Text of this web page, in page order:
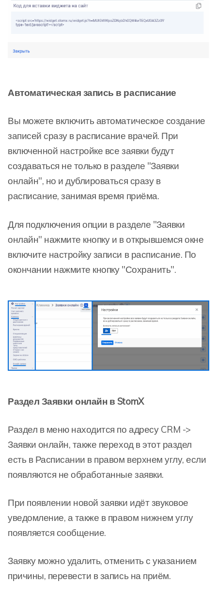
Автоматическая запись в расписание
Вы можете включить автоматическое создание
записей сразу в расписание врачей. При
включенной настройке все заявки будут
создаваться не только в разделе "Заявки
онлайн", но и дублироваться сразу в
расписание, занимая время приёма.
Для подключения опции в разделе "Заявки
онлайн" нажмите кнопку и воткрывшемся окне
включите настройку записи в расписание. По
окончании нажмите кнопку "Сохранить".
Раздел Заявки онлайн в StomX
Раздел в меню находится по адресу CRM ->
Заявки онлайн, также переход в этот раздел
есть в Расписании в правом верхнем углу, если
появляются не обработанные заявки.
При появлении новой заявки идёт звуковое
уведомление, а также в правом нижнем углу
появляется сообщение.
Заявку можно удалить, отменить с указанием
причины, перевести в запись на приём.